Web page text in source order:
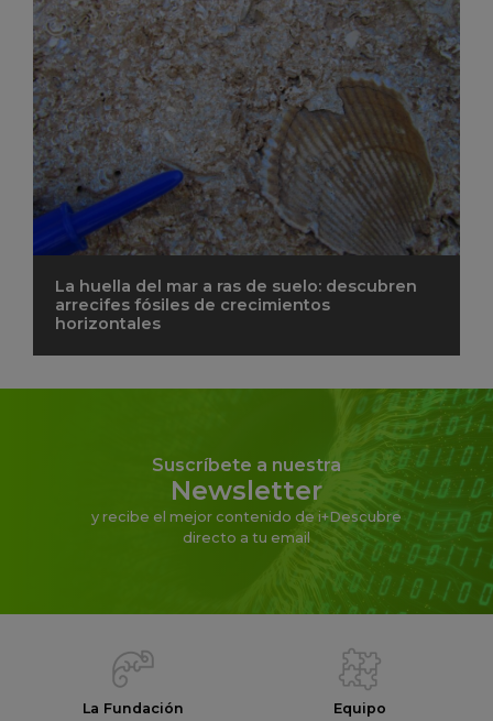
La huella del mar a ras de suelo: descubren
arrecifes fósiles de crecimientos
horizontales
Suscríbete a nuestra
Newsletter
y recibe el mejor contenido de i+Descubre
directo a tu email
La Fundación Equipo